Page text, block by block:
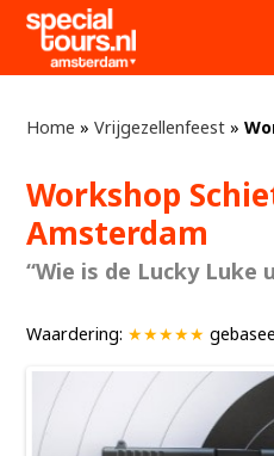
Home »Vrijgezellenfeest »
Workshop
Amsterdam
“Wie is de Lucky Luke
Waardering: ★★★★★